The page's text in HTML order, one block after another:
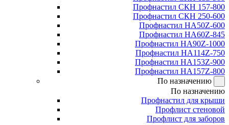
Профнастил СКН 157-800
Профнастил СКН 250-600
Профнастил НА50Z-600
Профнастил НА60Z-845
Профнастил НА90Z-1000
Профнастил НА114Z-750
Профнастил НА153Z-900
Профнастил НА157Z-800
По назначению
По назначению
Профнастил для крыши
Профлист стеновой
Профлист для заборов